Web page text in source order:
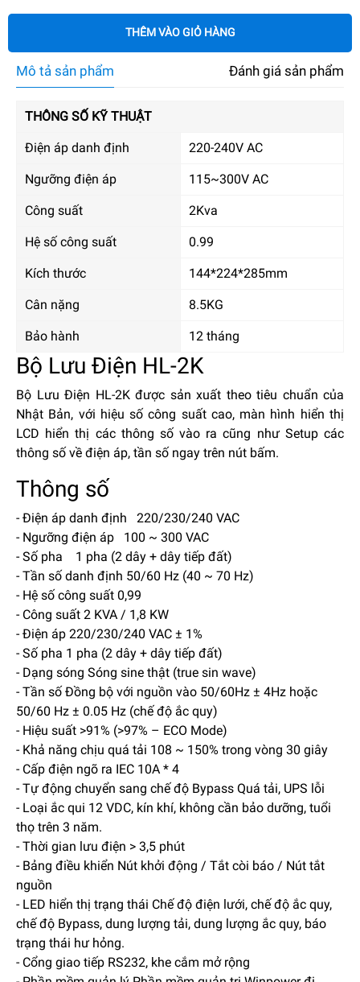
THÊM VÀO GIỎ HÀNG
Mô tả sản phẩm Đánh giá sản phẩm
THÔNG SỐ KỸ THUẬT
Điện áp danh định 220-240V AC
Ngưỡng điện áp 115~300V AC
Công suất 2Kva
Hệ số công suất 0.99
Kích thước 144*224*285mm
Cân nặng 8.5KG
Bảo hành 12 tháng
Bộ Lưu Điện HL-2K
Bộ Lưu Điện HL-2Kđược sản xuất theo tiêu chuẩn của
Nhật Bản, với hiệu số công suất cao, màn hình hiển thị
LCD hiển thị các thông số vào ra cũng như Setup các
thông số về điện áp, tần số ngay trên nút bấm.
Thông số
- Điện áp danh định 220/230/240 VAC
- Ngưỡng điện áp 100 ~ 300 VAC
- Số pha 1 pha (2 dây + dây tiếp đất)
- Tần số danh định 50/60 Hz (40 ~ 70 Hz)
- Hệ số công suất 0,99
- Công suất 2 KVA / 1,8 KW
- Điện áp 220/230/240 VAC ± 1%
- Số pha 1 pha (2 dây + dây tiếp đất)
- Dạng sóng Sóng sine thật (true sin wave)
- Tần số Đồng bộ với nguồn vào 50/60Hz ± 4Hz hoặc
50/60 Hz ± 0.05 Hz (chế độ ắc quy)
- Hiệu suất >91% (>97% – ECO Mode)
- Khả năng chịu quá tải 108 ~ 150% trong vòng 30 giây
- Cấp điện ngõ ra IEC 10A * 4
- Tự động chuyển sang chế độ Bypass Quá tải, UPS lỗi
- Loại ắc qui 12 VDC, kín khí, không cần bảo dưỡng, tuổi
thọ trên 3 năm.
- Thời gian lưu điện > 3,5 phút
- Bảng điều khiển Nút khởi động / Tắt còi báo / Nút tắt
nguồn
- LED hiển thị trạng thái Chế độ điện lưới, chế độ ắc quy,
chế độ Bypass, dung lượng tải, dung lượng ắc quy, báo
trạng thái hư hỏng.
- Cổng giao tiếp RS232, khe cắm mở rộng